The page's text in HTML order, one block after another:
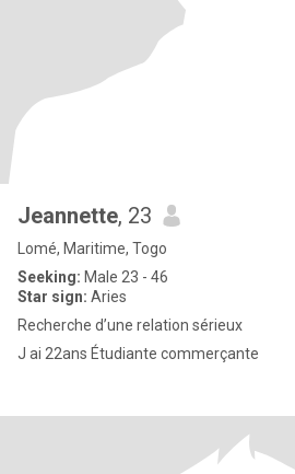
Jeannette, 23
Lomé, Maritime, Togo
Seeking: Male 23 - 46
Star sign: Aries
Recherche d’une relation sérieux
J ai 22ans Étudiante commerçante